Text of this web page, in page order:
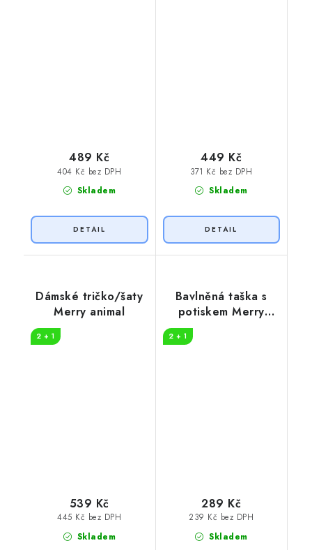
Skladem
404 Kč bez DPH
489 Kč
Skladem
371 Kč bez DPH
449 Kč
Dámské tričko/šaty
Merry animal
2 + 1
Skladem
445 Kč bez DPH
539 Kč
Bavlněná taška s
potiskem Merry
2 + 1
Skladem
239 Kč bez DPH
289 Kč